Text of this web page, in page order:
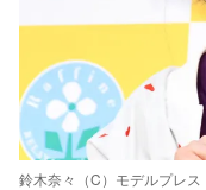
鈴木奈々（C）モデルプレス